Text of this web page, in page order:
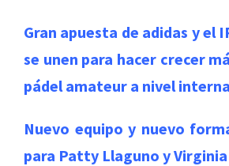
Gran apuesta de adidas y el
se unen para hacer crecer
pádel amateur a nivel
Nuevo equipo y nuevo
para Patty Llaguno y